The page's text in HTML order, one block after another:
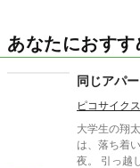
あなたにおす
同じアパ
ピコサイクス
大学生の翔
は、落ち着
夜。 引っ越